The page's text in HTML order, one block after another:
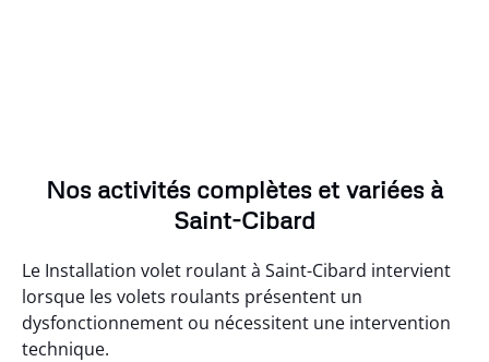
Nos activités complètes et variées à
Saint-Cibard
Le Installation volet roulant à Saint-Cibard intervient
lorsque les volets roulants présentent un
dysfonctionnement ou nécessitent une intervention
technique.